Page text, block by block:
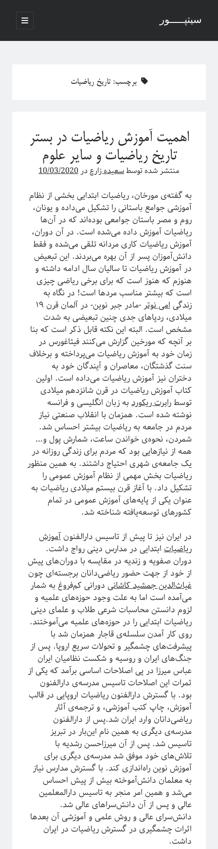
سیتپـــــور
باز
کردن
اصلی
نوار
درباره سامانه‌های پیچیده
منظور ما از پدیدارگی یا امرجنس در سیستم‌های پیچیده چیه؟
فلسفه ترکیب یا فرایند مکانیکی خلق یک اثر هنری
پاره شدن نخ‌های واسطه بین چند جرم آویزان
آخرین دیدگاه‌ها
فریبادرانتگرال لبگ
فاطمهدرچهارسال فیزیک!
م. ع.درچهارسال فیزیک!
عباس ریزیدرچهارسال فیزیک!
م. ع.در چهارسال فیزیک!
پر بازدیدترین نوشته‌ها
«روایتگری در علم»
چهارسال فیزیک!
پرسش‌های یک دانشجوی فیزیک!
لیسانس فیزیک با بیژامه!
جزر و مد چه جوری کار می‌کنه؟!
حکایت «سیستم‌های پیچیده» چیست؟!
سیستم‌های پیچیده: «ماهیت و ویژگی‌»
یادگیری «سیستم‌های پیچیده» رو از کجا و چه‌طور آغاز کنیم؟!
پیشنهادهایی برای دانشجویان تحصیلات تکمیلی، به‌ویژه برای سیستم‌های پیچیده
آموزش آنلاین چه چیزی برای ما دارد؟!
مقدمه‌ای بر هندسه فرکتالی
ریچارد فاینمن؛ چهره‌ترین چهره!
معرفی کتاب و دوره برای دانشجویان سال اول علوم‌پایه و مهندسی
فیزیک خوش‌مزه یا آشپزی ملوکولی
در رویارویی با علم و مسئله ترویج آن
آیا باید دکتری بخونم؟!
تجربه شخصی در کارهای مربوط به تحلیل داده در بازار و نه دانشگاه!
روایتگری در علم
ریچارد فاینمن، فیزیک‌دان تاثیرگذار قرن گذشته
پروژه پیچیدگی برای همه
برچسب:تاریخ ریاضیات
اهمیت آموزش ریاضیات در بستر
تاریخ ریاضیات و سایر علوم
منتشر شده توسطسعیده زارعدر10/03/2020
به گفته‌ی مورخان، ریاضیات ابتدایی بخشی از نظام
آموزشی جوامع باستانی را تشکیل می‌داده و یونان،
روم و مصر باستان جوامعی بوده‌اند که در آن‌ها
ریاضیات آموزش داده می‌شده است. در آن دوران،
آموزش ریاضیات کاری مردانه تلقی می‌شده و فقط
دانش‌آموزان پسر از آن بهره‌ می‌بردند. این تبعیض
در آموزش ریاضیات تا سالیان سال ادامه داشته و
هنوزم که هنوز است که برای برخی ریاضی چیزی
است که بیشتر مناسب مردها است! در نگاه به
زندگیامی نوتر
-مادر جبر نوین- در آلمان قرن ۱۹
میلادی، ردپاهای جدی چنین تبعیضی به شدت
مشخص است. البته این نکته قابل ذکر است که بنا
بر آنچه که مورخین گزارش می‌کنند فیثاغورس در
زمان خود به آموزش ریاضیات می‌پرداخته و برخلاف
سنت گذشتگان، معاصران و آیندگان خود به
دختران نیز آموزش ریاضیات می‌داده است. اولین
کتاب آموزش ریاضیات در قرن شانزدهم میلادی
توسطرابرت ریکوردبه زبان انگلیسی و فرانسه
نوشته شده است. همزمان با انقلاب صنعتی نیاز
مردم در جامعه به ریاضیات بیشتر احساس شد.
شمردن، نحوه‌ی خواندن ساعت، شمارش پول و…
همه از نیازهایی بود که مردم برای زندگی روزانه در
یک جامعه‌ی شهری احتیاج داشتند. به همین منظور
ریاضیات بخش مهمی از نظام آموزش عمومی را
تشکیل داد. با آغاز قرن بیستم میلادی ریاضیات به
عنوان یکی از پایه‌های آموزش عمومی در تمام
کشورهای توسعه‌یافته شناخته شد.
در ایران نیز تا پیش از تاسیس دارالفنونآموزش
ریاضیاتابتدایی در مدارس دینی رواج داشت.
دوران صفویه و زندیه در مقایسه با دوران‌های پیش
از خود از جهت حضور ریاضی‌دانان برجسته‌ای چون
غیاث‌الدین جمشید کاشانی دورانی کم‌فروغ به شمار
می‌آمده است اما به علت وجود حوزه‌های علمیه و
لزوم دانستن محاسبات شرعی طلاب و علمای دینی
ریاضیات ابتدایی را در حوزه‌های علمیه می‌آموختند.
روی کار آمدن سلسله‌ی قاجار همزمان شد با
پیشرفت‌های چشمگیر و تحولات سریع اروپا. پس از
جنگ‌های ایران و روسیه و شکست نظامیان ایران
عباس میرزا در پی اصلاحات اساسی برآمد که یکی از
ثمرات این اصلاحات تاسیس مدرسه‌ی دارالفنون
بود. با گسترش دارالفنون ریاضیات اروپایی در قالب
آموزش، چاپ کتب آموزشی، و ترجمه‌ی آثار
ریاضی‌دانان وارد ایران شد.پس از دارالفنون
مدرسه‌ی دیگری به همین نام این‌بار در تبریز
تاسیس شد. پس از آن میرزاحسن رشدیه با
تلاش‌های خود موفق شد مدرسه‌ی دیگری برای
آموزش نوین راه‌اندازی کند. با گسترش مدارس نیاز
به معلمان دانش‌آموخته بیش از پیش احساس
می‌شد و همین امر منجر به تاسیس دارالمعلمین
عالی و پس از آن دانش‌سراهای عالی شد.
دانش‌سرای عالی و روش علمی و آموزشی آن بعدها
اثرات چشمگیری در گسترش ریاضیات در ایران
داشت.